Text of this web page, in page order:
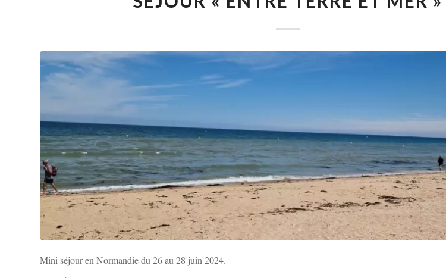
Mini séjour en Normandie du 26 au 28 juin 2024.